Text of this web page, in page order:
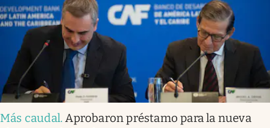
Más caudal. Aprobaron préstamo para la nueva